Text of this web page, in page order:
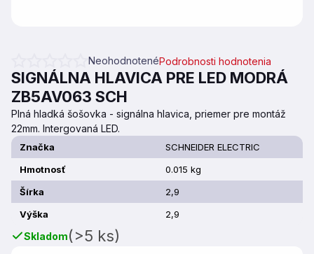
Priemerné hodnotenie produktu je 0,0 z 5 hviezdičiek.
NeohodnotenéPodrobnosti hodnotenia
SIGNÁLNA HLAVICA PRE LED MODRÁ
ZB5AV063 SCH
Plná hladká šošovka - signálna hlavica, priemer pre montáž
22mm. Intergovaná LED.
Značka
SCHNEIDER ELECTRIC
Hmotnosť
0.015 kg
Šírka
2,9
Výška
2,9
Skladom(>5 ks)